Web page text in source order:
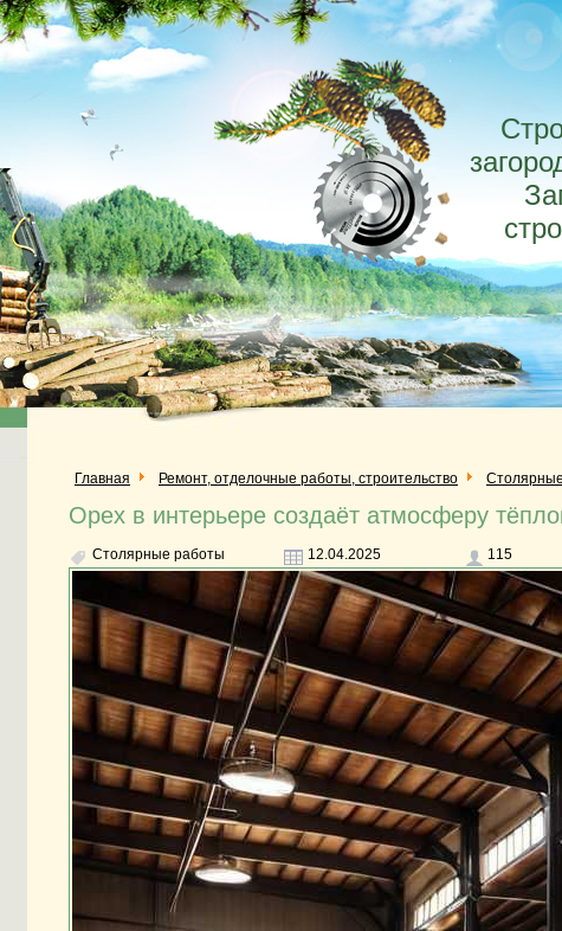
Главная Ремонт, отделочные работы, строительство
Орех в интерьере создаёт атмосферу
Столярные работы 12.04.2025 115